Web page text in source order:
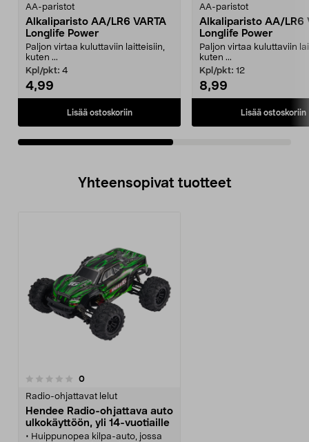
AA-paristot
Alkaliparisto AA/LR6 VARTA
Longlife Power
Paljon virtaa kuluttaviin laitteisiin,
kuten ...
Kpl/pkt: 4
4,99
Lisää ostoskoriin
AA-paristot
Alkaliparisto AA/LR6
Longlife Power
Paljon virtaa kuluttaviin
kuten ...
Kpl/pkt: 12
8,99
Lisää ostoskoriin
Yhteensopivat tuotteet
0arvostelut
Radio-ohjattavat lelut
Hendee Radio-ohjattava auto
ulkokäyttöön, yli 14-vuotiaille
• Huippunopea kilpa-auto, jossa